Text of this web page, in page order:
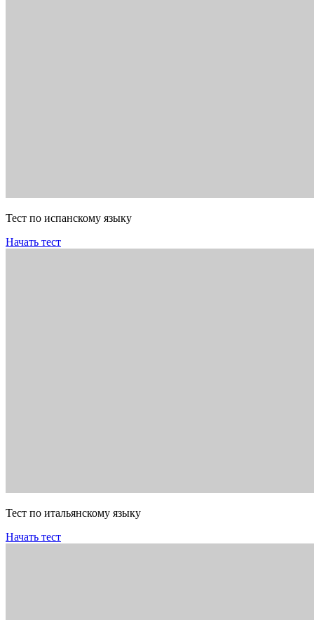
Тест по испанскому языку
Начать тест
Тест по итальянскому языку
Начать тест